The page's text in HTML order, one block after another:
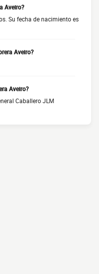
Aveiro?
Su fecha de nacimiento es
Aveiro?
Aveiro?
Caballero JLM